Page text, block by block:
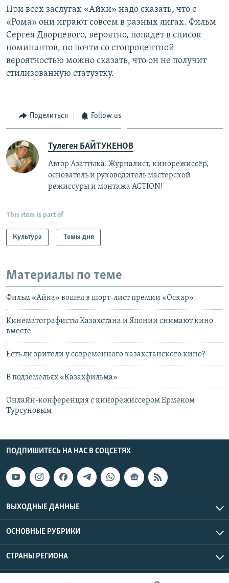
При всех заслугах «Айки» надо сказать, что с
«Рома» они играют совсем в разных лигах. Фильм
Сергея Дворцевого, вероятно, попадет в список
номинантов, но почти со стопроцентной
вероятностью можно сказать, что он не получит
стилизованную статуэтку.
Поделиться Follow us
Тулеген БАЙТУКЕНОВ
Автор Азаттыка. Журналист, кинорежиссёр,
основатель и руководитель мастерской
режиссуры и монтажа ACTION!
This item is part of
Культура Темы дня
Материалы по теме
Фильм «Айка» вошел в шорт-лист премии «Оскар»
Кинематографисты Казахстана и Японии снимают кино
вместе
Есть ли зрители у современного казахстанского кино?
В подземельях «Казахфильма»
Онлайн-конференция с кинорежиссером Ермеком
Турсуновым
ПОДПИШИТЕСЬ НА НАС В СОЦСЕТЯХ
ВЫХОДНЫЕ ДАННЫЕ
ОСНОВНЫЕ РУБРИКИ
СТРАНЫ РЕГИОНА